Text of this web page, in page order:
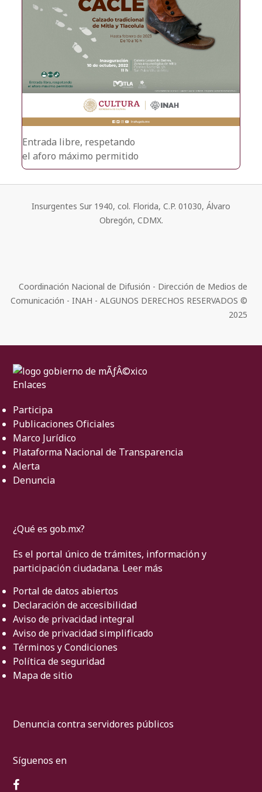
Entrada libre, respetando
el aforo máximo permitido
Insurgentes Sur 1940, col. Florida, C.P. 01030, Álvaro
Obregón, CDMX.
Coordinación Nacional de Difusión - Dirección de Medios de
Comunicación - INAH - ALGUNOS DERECHOS RESERVADOS ©
2025
Enlaces
Participa
Publicaciones Oficiales
Marco Jurídico
Plataforma Nacional de Transparencia
Alerta
Denuncia
¿Qué es gob.mx?
Es el portal único de trámites, información y
participación ciudadana. Leer más
Portal de datos abiertos
Declaración de accesibilidad
Aviso de privacidad integral
Aviso de privacidad simplificado
Términos y Condiciones
Política de seguridad
Mapa de sitio
Denuncia contra servidores públicos
Síguenos en